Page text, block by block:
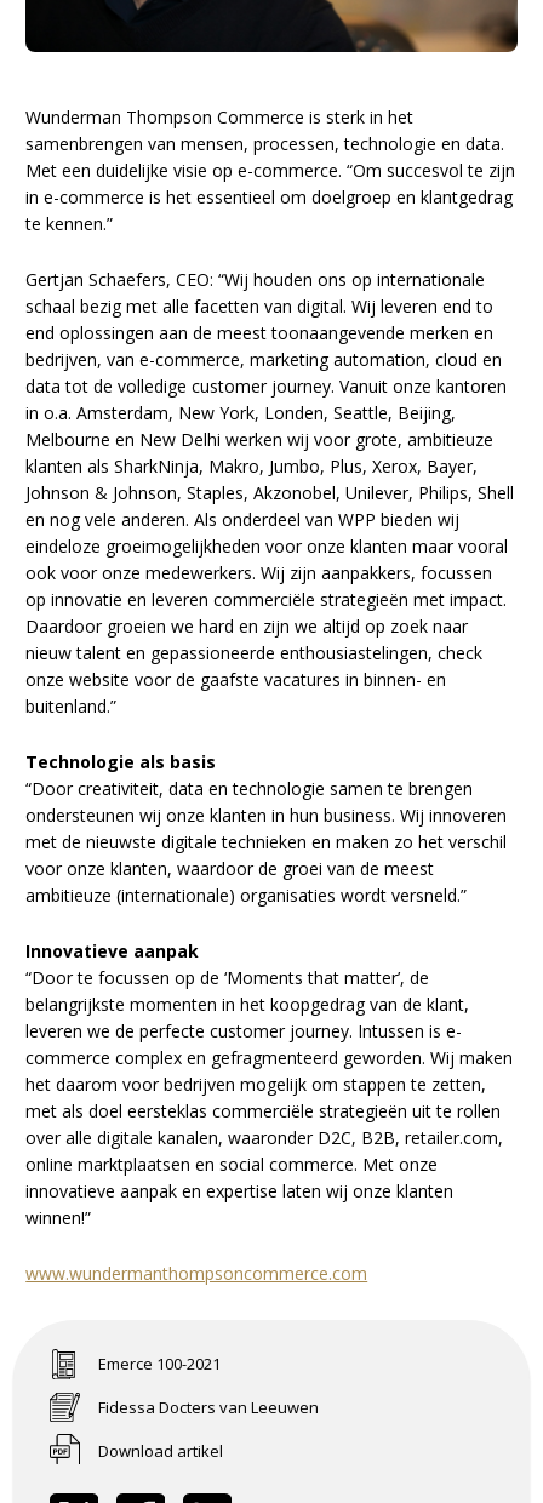
Wunderman Thompson Commerce is sterk in het
samenbrengen van mensen, processen, technologie en data.
Met een duidelijke visie op e-commerce. “Om succesvol te zijn
in e-commerce is het essentieel om doelgroep en klantgedrag
te kennen.”
Gertjan Schaefers, CEO: “Wij houden ons op internationale
schaal bezig met alle facetten van digital. Wij leveren end to
end oplossingen aan de meest toonaangevende merken en
bedrijven, van e-commerce, marketing automation, cloud en
data tot de volledige customer journey. Vanuit onze kantoren
in o.a. Amsterdam, New York, Londen, Seattle, Beijing,
Melbourne en New Delhi werken wij voor grote, ambitieuze
klanten als SharkNinja, Makro, Jumbo, Plus, Xerox, Bayer,
Johnson & Johnson, Staples, Akzonobel, Unilever, Philips, Shell
en nog vele anderen. Als onderdeel van WPP bieden wij
eindeloze groeimogelijkheden voor onze klanten maar vooral
ook voor onze medewerkers. Wij zijn aanpakkers, focussen
op innovatie en leveren commerciële strategieën met impact.
Daardoor groeien we hard en zijn we altijd op zoek naar
nieuw talent en gepassioneerde enthousiastelingen, check
onze website voor de gaafste vacatures in binnen- en
buitenland.”
Technologie als basis
“Door creativiteit, data en technologie samen te brengen
ondersteunen wij onze klanten in hun business. Wij innoveren
met de nieuwste digitale technieken en maken zo het verschil
voor onze klanten, waardoor de groei van de meest
ambitieuze (internationale) organisaties wordt versneld.”
Innovatieve aanpak
“Door te focussen op de ‘Moments that matter’, de
belangrijkste momenten in het koopgedrag van de klant,
leveren we de perfecte customer journey. Intussen is e-
commerce complex en gefragmenteerd geworden. Wij maken
het daarom voor bedrijven mogelijk om stappen te zetten,
met als doel eersteklas commerciële strategieën uit te rollen
over alle digitale kanalen, waaronder D2C, B2B, retailer.com,
online marktplaatsen en social commerce. Met onze
innovatieve aanpak en expertise laten wij onze klanten
winnen!”
www.wundermanthompsoncommerce.com
Emerce 100-2021
Fidessa Docters van Leeuwen
Download artikel